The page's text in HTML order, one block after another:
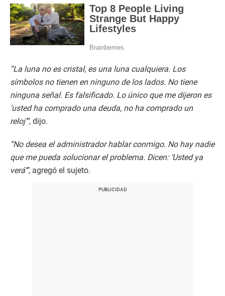
“La luna no es cristal, es una luna cualquiera. Los
símbolos no tienen en ninguno de los lados. No tiene
ninguna señal. Es falsificado. Lo único que me dijeron es
‘usted ha comprado una deuda, no ha comprado un
reloj’”, dijo.
“No desea el administrador hablar conmigo. No hay nadie
que me pueda solucionar el problema. Dicen: ‘Usted ya
verá’”, agregó el sujeto.